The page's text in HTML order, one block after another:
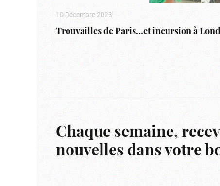
10 Décembre 2023
Trouvailles de Paris…et incursion à
Chaque semaine,
nouvelles dans votre